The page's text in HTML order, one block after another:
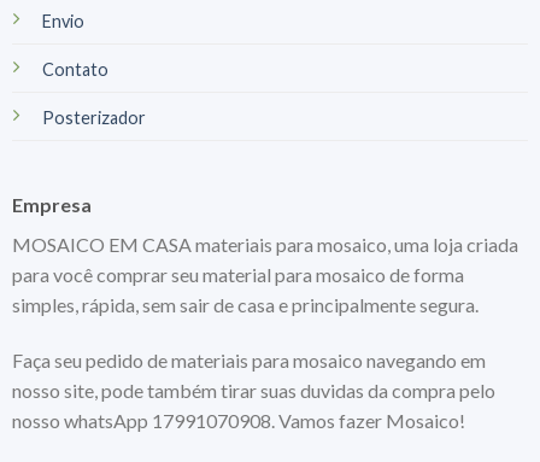
Envio
Contato
Posterizador
Empresa
MOSAICO EM CASA materiais para mosaico, uma loja criada
para você comprar seu material para mosaico de forma
simples, rápida, sem sair de casa e principalmente segura.
Faça seu pedido de materiais para mosaico navegando em
nosso site, pode também tirar suas duvidas da compra pelo
nosso whatsApp 17991070908. Vamos fazer Mosaico!